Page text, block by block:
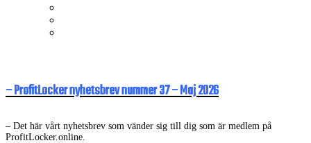
– ProfitLocker nyhetsbrev nummer 37 – Maj 2026
– Det här vårt nyhetsbrev som vänder sig till dig som är medlem på
ProfitLocker.online.